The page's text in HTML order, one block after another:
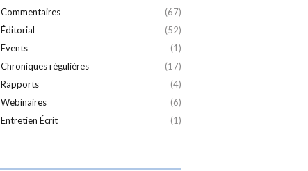
Commentaires
(67)
Éditorial
(52)
Events
(1)
Chroniques régulières
(17)
Rapports
(4)
Webinaires
(6)
Entretien Écrit
(1)